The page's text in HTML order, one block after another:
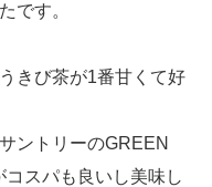
です。
きび茶が1番甘くて好
ントリーのGREEN
スパも良いし美味し